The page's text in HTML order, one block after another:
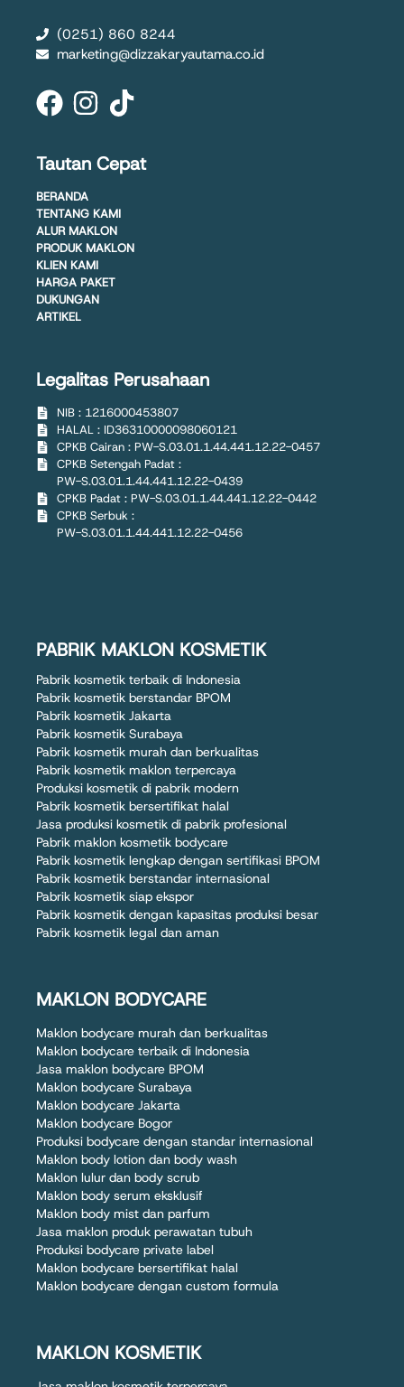
(0251) 860 8244
marketing@dizzakaryautama.co.id
Tautan Cepat
BERANDA
TENTANG KAMI
ALUR MAKLON
PRODUK MAKLON
KLIEN KAMI
HARGA PAKET
DUKUNGAN
ARTIKEL
Legalitas Perusahaan
NIB : 1216000453807
HALAL : ID36310000098060121
CPKB Cairan : PW-S.03.01.1.44.441.12.22-0457
CPKB Setengah Padat :
PW-S.03.01.1.44.441.12.22-0439
CPKB Padat : PW-S.03.01.1.44.441.12.22-0442
CPKB Serbuk :
PW-S.03.01.1.44.441.12.22-0456
PABRIK MAKLON KOSMETIK
Pabrik kosmetik terbaik di Indonesia
Pabrik kosmetik berstandar BPOM
Pabrik kosmetik Jakarta
Pabrik kosmetik Surabaya
Pabrik kosmetik murah dan berkualitas
Pabrik kosmetik maklon terpercaya
Produksi kosmetik di pabrik modern
Pabrik kosmetik bersertifikat halal
Jasa produksi kosmetik di pabrik profesional
Pabrik maklon kosmetik bodycare
Pabrik kosmetik lengkap dengan sertifikasi BPOM
Pabrik kosmetik berstandar internasional
Pabrik kosmetik siap ekspor
Pabrik kosmetik dengan kapasitas produksi besar
Pabrik kosmetik legal dan aman
MAKLON BODYCARE
Maklon bodycare murah dan berkualitas
Maklon bodycare terbaik di Indonesia
Jasa maklon bodycare BPOM
Maklon bodycare Surabaya
Maklon bodycare Jakarta
Maklon bodycare Bogor
Produksi bodycare dengan standar internasional
Maklon body lotion dan body wash
Maklon lulur dan body scrub
Maklon body serum eksklusif
Maklon body mist dan parfum
Jasa maklon produk perawatan tubuh
Produksi bodycare private label
Maklon bodycare bersertifikat halal
Maklon bodycare dengan custom formula
MAKLON KOSMETIK